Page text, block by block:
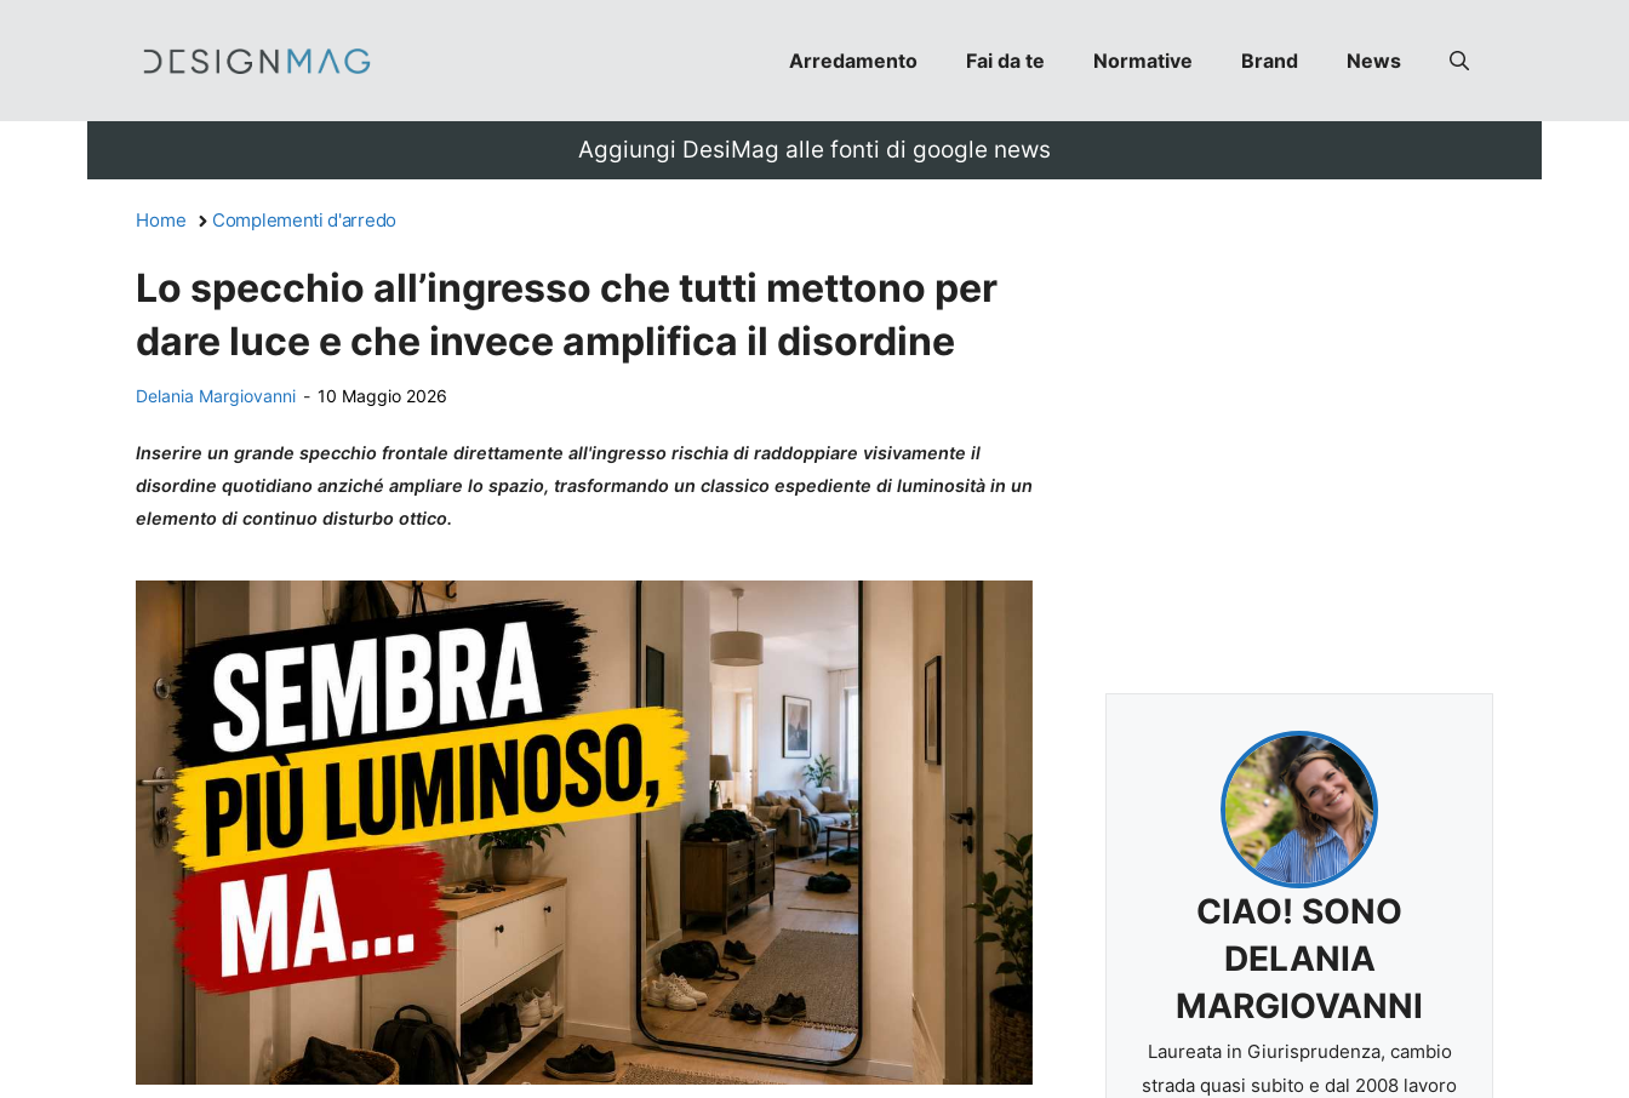
Arredamento Fai da te Normative Brand News
Aggiungi DesiMag alle fonti di google news
Home Complementi d'arredo
Lo specchio all’ingresso che tutti mettono per
dare luce e che invece amplifica il disordine
Delania Margiovanni - 10 Maggio 2026
Inserire un grande specchio frontale direttamente all'ingresso rischia di raddoppiare visivamente il
disordine quotidiano anziché ampliare lo spazio, trasformando un classico espediente di luminosità in un
elemento di continuo disturbo ottico.
CIAO! SONO
DELANIA
MARGIOVANNI
Laureata in Giurisprudenza, cambio
strada quasi subito e dal 2008 lavoro